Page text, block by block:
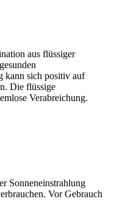
aus flüssiger
kann sich positiv auf
Die flüssige
Verabreichung.
Sonneneinstrahlung
Vor Gebrauch